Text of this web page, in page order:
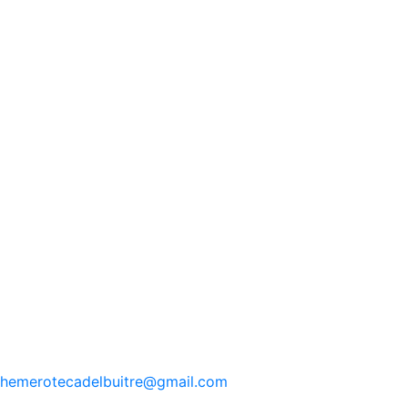
hemerotecadelbuitre@gmail.com